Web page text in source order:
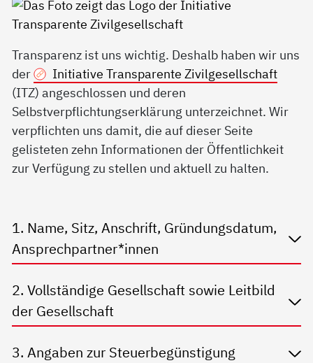
Transparenz ist uns wichtig. Deshalb haben wir uns
der
Initiative Transparente Zivilgesellschaft
(ITZ) angeschlossen und deren
Selbstverpflichtungserklärung unterzeichnet. Wir
verpflichten uns damit, die auf dieser Seite
gelisteten zehn Informationen der Öffentlichkeit
zur Verfügung zu stellen und aktuell zu halten.
1. Name, Sitz, Anschrift, Gründungsdatum,
Ansprechpartner*innen
2. Vollständige Gesellschaft sowie Leitbild
der Gesellschaft
3. Angaben zur Steuerbegünstigung